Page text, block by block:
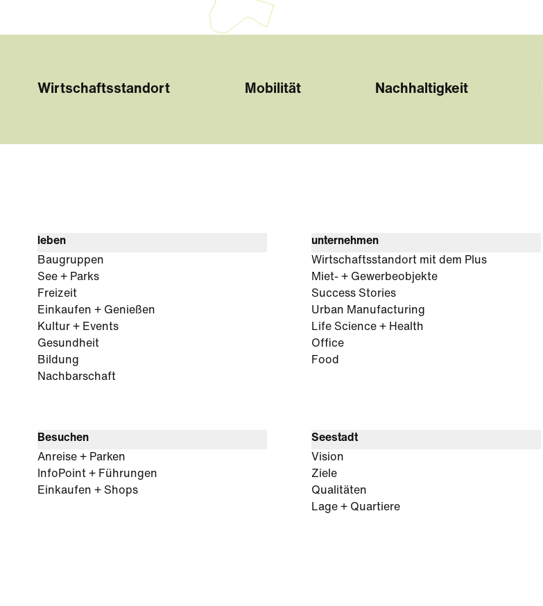
Wirtschaftsstandort Mobilität Nachhaltigkeit
leben
Baugruppen
See + Parks
Freizeit
Einkaufen + Genießen
Kultur + Events
Gesundheit
Bildung
Nachbarschaft
unternehmen
Wirtschaftsstandort mit dem Plus
Miet- + Gewerbeobjekte
Success Stories
Urban Manufacturing
Life Science + Health
Office
Food
Besuchen
Anreise + Parken
InfoPoint + Führungen
Einkaufen + Shops
Seestadt
Vision
Ziele
Qualitäten
Lage + Quartiere